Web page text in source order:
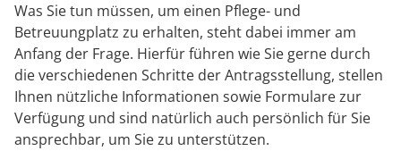
Was Sie tun müssen, um einen Pflege- und
Betreuungplatz zu erhalten, steht dabei immer am
Anfang der Frage. Hierfür führen wie Sie gerne durch
die verschiedenen Schritte der Antragsstellung, stellen
Ihnen nützliche Informationen sowie Formulare zur
Verfügung und sind natürlich auch persönlich für Sie
ansprechbar, um Sie zu unterstützen.